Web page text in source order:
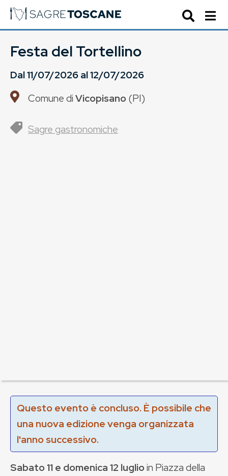
Festa del Tortellino
Dal11/07/2026al12/07/2026
Comune diVicopisano(PI)
Sagre gastronomiche
Questo evento è concluso. È possibile che
una nuova edizione venga organizzata
l'anno successivo.
Sabato 11 e domenica 12 luglioin Piazza della